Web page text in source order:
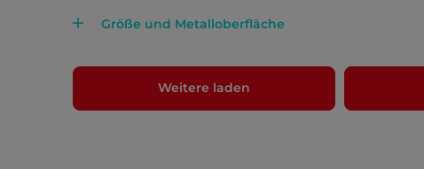
Größe und Metalloberfläche
Weitere laden